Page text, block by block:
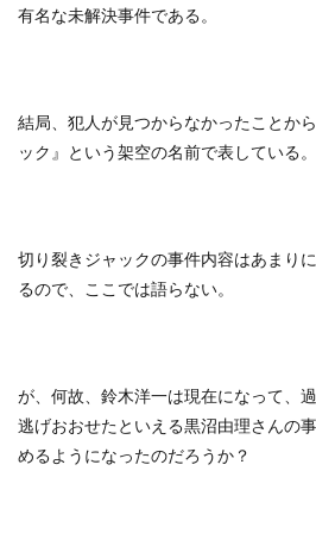
有名な未解決事件である。
結局、犯人が見つからなかったことか
ック』という架空の名前で表している。
切り裂きジャックの事件内容はあまり
るので、ここでは語らない。
が、何故、鈴木洋一は現在になって、
逃げおおせたといえる黒沼由理さんの
めるようになったのだろうか？